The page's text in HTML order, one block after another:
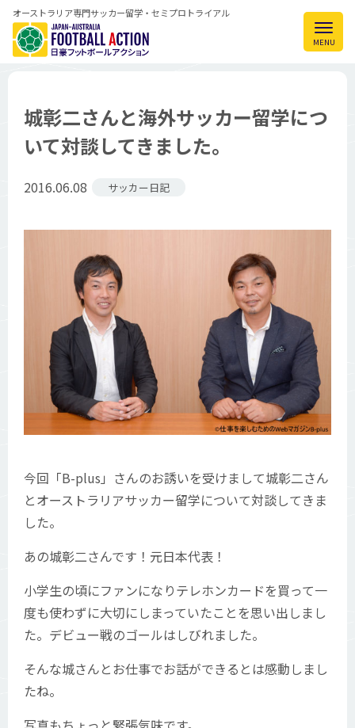
オーストラリア専門サッカー留学・セミプロトライアル
城彰二さんと海外サッカー留学につ
いて対談してきました。
2016.06.08 サッカー日記
今回「B-plus」さんのお誘いを受けまして城彰二さん
とオーストラリアサッカー留学について対談してきま
した。
あの城彰二さんです！元日本代表！
小学生の頃にファンになりテレホンカードを買って一
度も使わずに大切にしまっていたことを思い出しまし
た。デビュー戦のゴールはしびれました。
そんな城さんとお仕事でお話ができるとは感動しまし
たね。